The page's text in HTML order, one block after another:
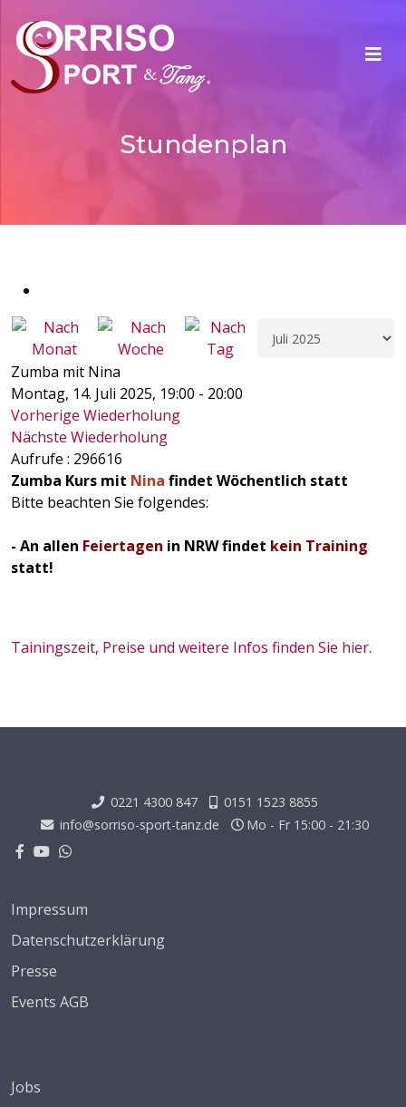
Stundenplan
Zumba mit Nina
Montag, 14. Juli 2025, 19:00 - 20:00
Vorherige Wiederholung
Nächste Wiederholung
Aufrufe : 296616
Zumba Kurs mit Nina findet Wöchentlich statt
Bitte beachten Sie folgendes:
- An allen Feiertagen in NRW findet kein Training
statt!
Tainingszeit, Preise und weitere Infos finden Sie hier.
0221 4300 847
0151 1523 8855
info@sorriso-sport-tanz.de
Mo - Fr 15:00 - 21:30
Impressum
Datenschutzerklärung
Presse
Events AGB
Jobs